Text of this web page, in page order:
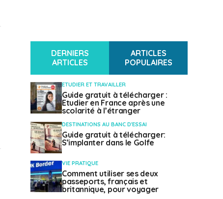
DERNIERS
ARTICLES
ARTICLES
POPULAIRES
ETUDIER ET TRAVAILLER
Guide gratuit à télécharger :
Etudier en France après une
scolarité à l’étranger
DESTINATIONS AU BANC D'ESSAI
Guide gratuit à télécharger:
S’implanter dans le Golfe
VIE PRATIQUE
Comment utiliser ses deux
passeports, français et
britannique, pour voyager